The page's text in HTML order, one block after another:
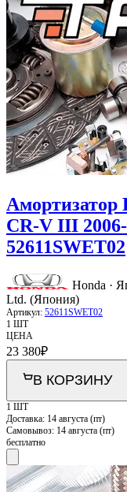
Амортизатор
CR-V III
52611SWET02
Honda ·
Ltd. (Япония)
Артикул: 52611SWET02
1 ШТ
ЦЕНА
23 380₽
В КОРЗИНУ
1 ШТ
Доставка: 14 августа (пт)
Самовывоз: 14 августа (пт)
бесплатно